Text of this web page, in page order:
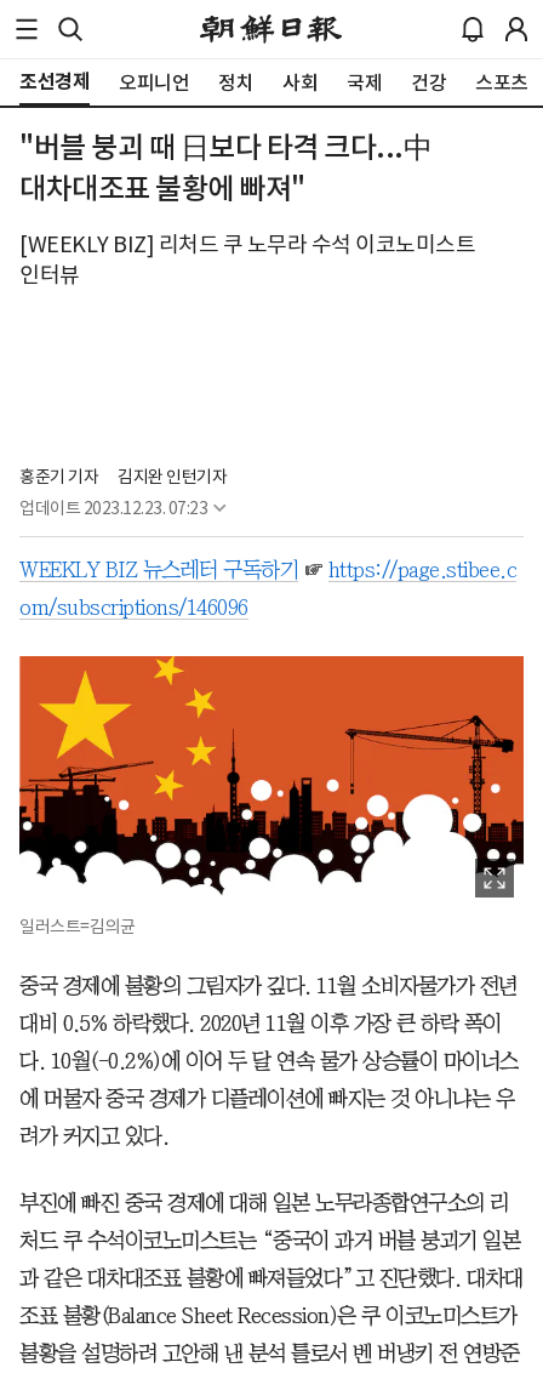
조선경제 오피니언 정치 사회 국제 건강 스포츠
"버블 붕괴 때 日보다 타격 크다...中
대차대조표 불황에 빠져"
[WEEKLY BIZ] 리처드 쿠 노무라 수석 이코노미스트
인터뷰
홍준기 기자
김지완 인턴기자
업데이트 2023.12.23. 07:23
WEEKLY BIZ 뉴스레터 구독하기 ☞ https://page.stibee.c
om/subscriptions/146096
일러스트=김의균
중국 경제에 불황의 그림자가 깊다. 11월 소비자물가가 전년
대비 0.5% 하락했다. 2020년 11월 이후 가장 큰 하락 폭이
다. 10월(-0.2%)에 이어 두 달 연속 물가 상승률이 마이너스
에 머물자 중국 경제가 디플레이션에 빠지는 것 아니냐는 우
려가 커지고 있다.
부진에 빠진 중국 경제에 대해 일본 노무라종합연구소의 리
처드 쿠 수석이코노미스트는 “중국이 과거 버블 붕괴기 일본
과 같은 대차대조표 불황에 빠져들었다”고 진단했다. 대차대
조표 불황(Balance Sheet Recession)은 쿠 이코노미스트가
불황을 설명하려 고안해 낸 분석 틀로서 벤 버냉키 전 연방준